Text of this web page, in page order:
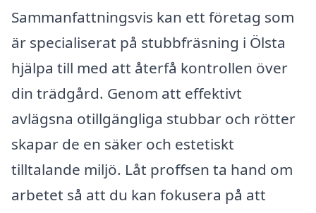
Sammanfattningsvis kan ett företag som
är specialiserat på stubbfräsning i Ölsta
hjälpa till med att återfå kontrollen över
din trädgård. Genom att effektivt
avlägsna otillgängliga stubbar och rötter
skapar de en säker och estetiskt
tilltalande miljö. Låt proffsen ta hand om
arbetet så att du kan fokusera på att